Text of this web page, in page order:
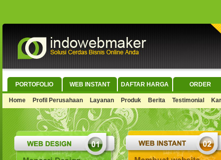
PORTOFOLIO WEB INSTANT DAFTAR HARGA ORDER
Home Profil Perusahaan Layanan Produk Berita Testimonial